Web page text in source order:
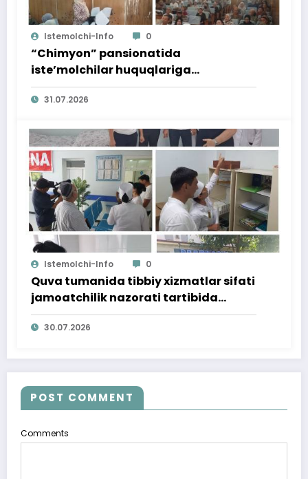
Istemolchi-Info 0
“Chimyon” pansionatida
iste’molchilar huquqlariga
bag‘ishlangan targ‘ibot tadbiri
o‘tkazildi
31.07.2026
Istemolchi-Info 0
Quva tumanida tibbiy xizmatlar sifati
jamoatchilik nazorati tartibida
o‘rganildi
30.07.2026
POST COMMENT
Comments